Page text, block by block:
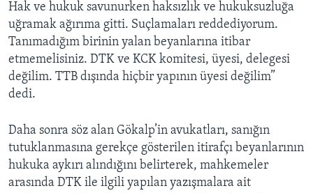
Hak ve hukuk savunurken haksızlık ve hukuksuzluğa
uğramak ağırıma gitti. Suçlamaları reddediyorum.
Tanımadığım birinin yalan beyanlarına itibar
etmemelisiniz. DTK ve KCK komitesi, üyesi, delegesi
değilim. TTB dışında hiçbir yapının üyesi değilim”
dedi.
Daha sonra söz alan Gökalp’in avukatları, sanığın
tutuklanmasına gerekçe gösterilen itirafçı beyanlarının
hukuka aykırı alındığını belirterek, mahkemeler
arasında DTK ile ilgili yapılan yazışmalara ait